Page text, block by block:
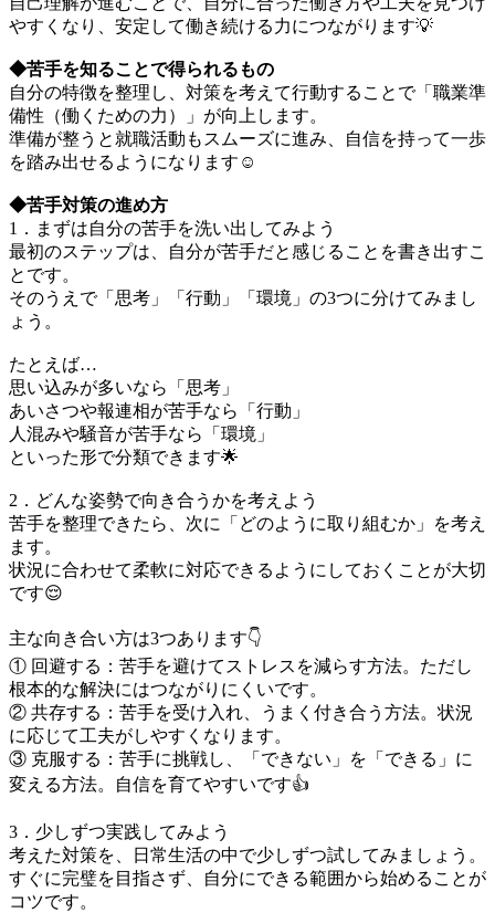
やすくなり、安定して働き続ける力につながります💡
◆苦手を知ることで得られるもの
自分の特徴を整理し、対策を考えて行動することで「職業準
備性（働くための力）」が向上します。
準備が整うと就職活動もスムーズに進み、自信を持って一歩
を踏み出せるようになります☺️
◆苦手対策の進め方
1．まずは自分の苦手を洗い出してみよう
最初のステップは、自分が苦手だと感じることを書き出すこ
とです。
そのうえで「思考」「行動」「環境」の3つに分けてみまし
ょう。
たとえば…
思い込みが多いなら「思考」
あいさつや報連相が苦手なら「行動」
人混みや騒音が苦手なら「環境」
といった形で分類できます🌟
2．どんな姿勢で向き合うかを考えよう
苦手を整理できたら、次に「どのように取り組むか」を考え
ます。
状況に合わせて柔軟に対応できるようにしておくことが大切
です😌
主な向き合い方は3つあります👇
① 回避する：苦手を避けてストレスを減らす方法。ただし
根本的な解決にはつながりにくいです。
② 共存する：苦手を受け入れ、うまく付き合う方法。状況
に応じて工夫がしやすくなります。
③ 克服する：苦手に挑戦し、「できない」を「できる」に
変える方法。自信を育てやすいです👍
3．少しずつ実践してみよう
考えた対策を、日常生活の中で少しずつ試してみましょう。
すぐに完璧を目指さず、自分にできる範囲から始めることが
コツです。